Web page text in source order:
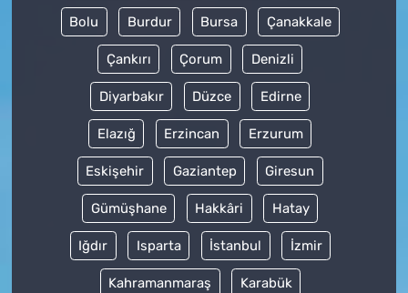
Bolu Burdur Bursa Çanakkale
Çankırı Çorum Denizli
Diyarbakır Düzce Edirne
Elazığ Erzincan Erzurum
Eskişehir Gaziantep Giresun
Gümüşhane Hakkâri Hatay
Iğdır Isparta İstanbul İzmir
Kahramanmaraş Karabük